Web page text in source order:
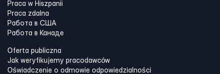
Praca w Hiszpanii
Praca zdalna
Работа в США
Работа в Канадe
Oferta publiczna
Jak weryfikujemy pracodawców
Oświadczenie o odmowie odpowiedzialności